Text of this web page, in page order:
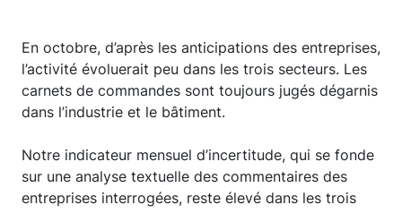
En octobre, d’après les anticipations des entreprises,
l’activité évoluerait peu dans les trois secteurs. Les
carnets de commandes sont toujours jugés dégarnis
dans l’industrie et le bâtiment.
Notre indicateur mensuel d’incertitude, qui se fonde
sur une analyse textuelle des commentaires des
entreprises interrogées, reste élevé dans les trois